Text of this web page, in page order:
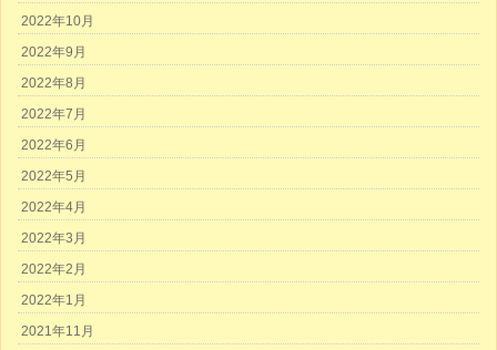
2022年10月
2022年9月
2022年8月
2022年7月
2022年6月
2022年5月
2022年4月
2022年3月
2022年2月
2022年1月
2021年11月